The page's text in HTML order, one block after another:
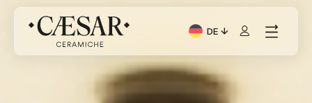
DE
Aktuelle Sprache: